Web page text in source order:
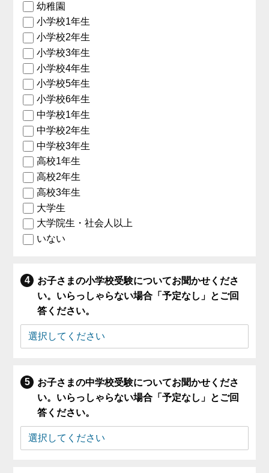
幼稚園
小学校1年生
小学校2年生
小学校3年生
小学校4年生
小学校5年生
小学校6年生
中学校1年生
中学校2年生
中学校3年生
高校1年生
高校2年生
高校3年生
大学生
大学院生・社会人以上
いない
お子さまの小学校受験についてお聞かせくださ
い。いらっしゃらない場合「予定なし」とご回
答ください。
お子さまの中学校受験についてお聞かせくださ
い。いらっしゃらない場合「予定なし」とご回
答ください。